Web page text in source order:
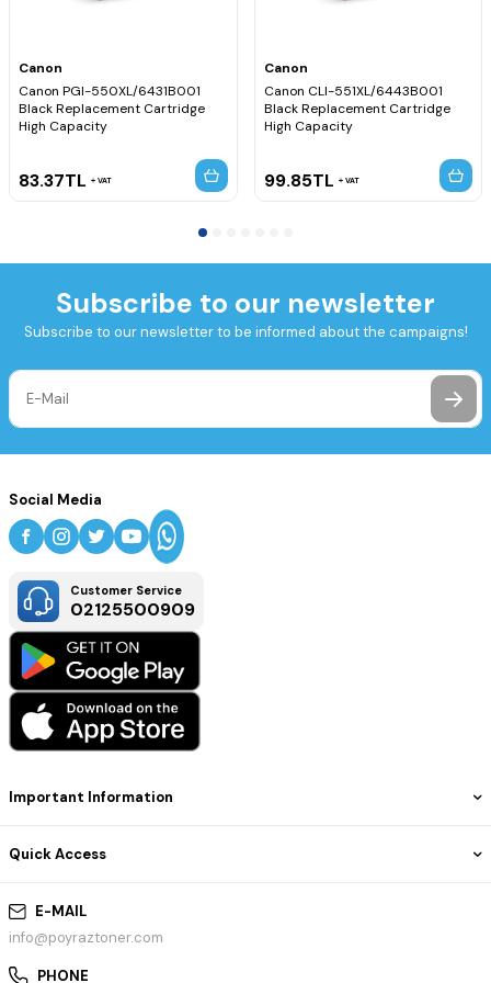
Canon
Canon PGI-550XL/6431B001
Black Replacement Cartridge
High Capacity
83.37TL VAT
Canon
Canon CLI-551XL/6443B001
Black Replacement Cartridge
High Capacity
99.85TL VAT
Subscribe to our newsletter
Subscribe to our newsletter to be informed about the campaigns!
E-MAIL
info@poyraztoner.com
PHONE
Important Information
Quick Access
Social Media
Customer Service
02125500909